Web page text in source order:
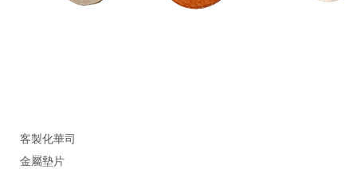
客製化華司
金屬墊片